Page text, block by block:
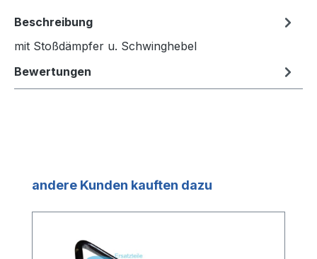
Beschreibung
mit Stoßdämpfer u. Schwinghebel
Bewertungen
Produktgalerie überspringen
andere Kunden kauften dazu